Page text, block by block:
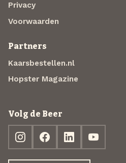
Privacy
Voorwaarden
Partners
Kaarsbestellen.nl
Hopster Magazine
Volg de Beer